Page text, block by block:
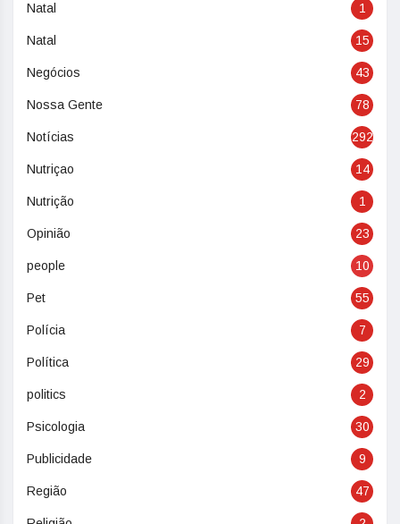
Natal 1
Natal 15
Negócios 43
Nossa Gente 78
Notícias 292
Nutriçao 14
Nutrição 1
Opinião 23
people 10
Pet 55
Polícia 7
Política 29
politics 2
Psicologia 30
Publicidade 9
Região 47